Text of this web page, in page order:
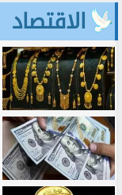
الاقتصاد